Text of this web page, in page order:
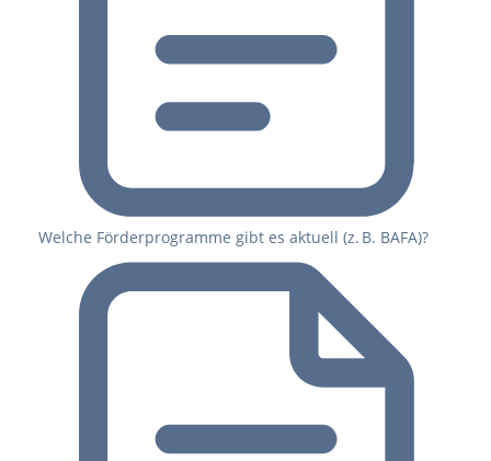
Welche Förderprogramme gibt es aktuell (z. B. BAFA)?